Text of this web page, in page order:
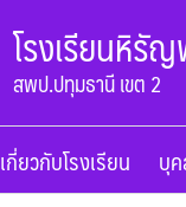
โรงเรียนหิ
สพป.ปทุมธานี เขต 2
เกี่ยวกับโรงเรียน บุ